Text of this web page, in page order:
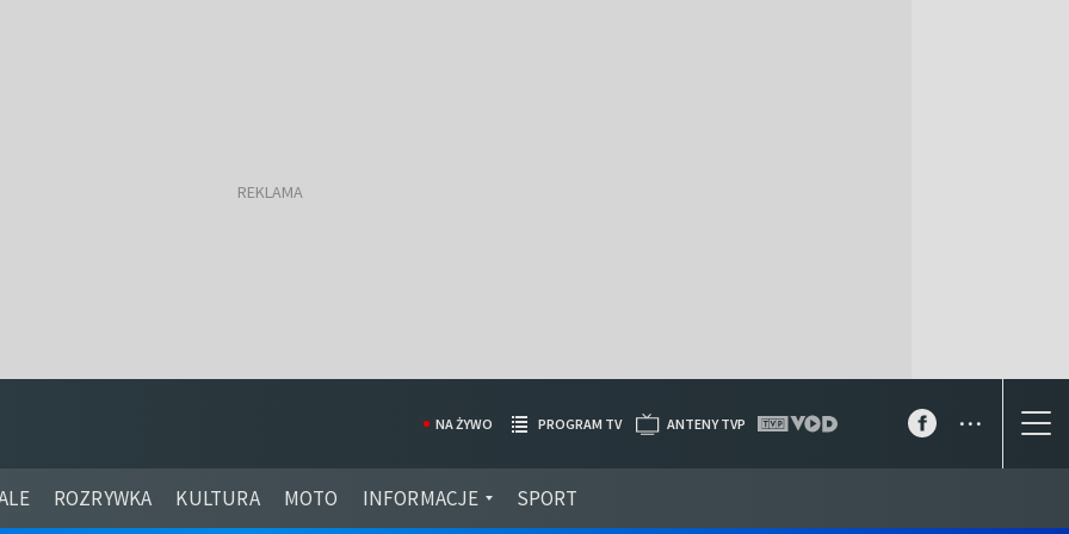
ROZRYWKA KULTURA MOTO INFORMACJE SPORT
NA ŻYWO PROGRAM TV ANTENY TVP ...